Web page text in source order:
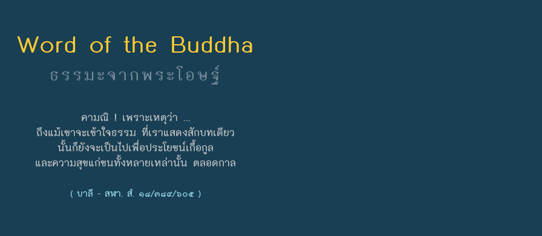
Word of the Buddha
ธรรมะจากพระโอษฐ์
คามณิ ! เพราะเหตุว่า ...
ถึงแม้เขาจะเข้าใจธรรม ที่เราแสดงสักบทเดียว
นั้นก็ยังจะเป็นไปเพื่อประโยชน์เกื้อกูล
และความสุขแก่ชนทั้งหลายเหล่านั้น ตลอดกาล
( บาลี - สฬา. สํ. ๑๘/๓๘๙/๖๐๕ )